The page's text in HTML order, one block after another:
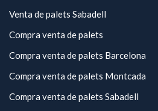
Venta de palets Sabadell
Compra venta de palets
Compra venta de palets Barcelona
Compra venta de palets Montcada
Compra venta de palets Sabadell